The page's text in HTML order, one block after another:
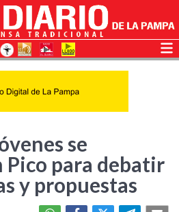
se
para debatir
y propuestas